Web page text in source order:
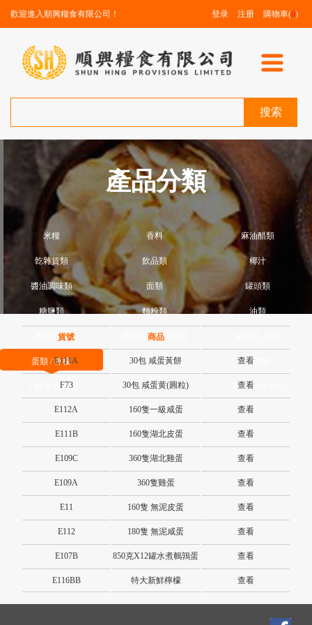
歡迎進入順興糧食有限公司！ 登录 注册 購物車(0)
搜索
產品分類
米糧 香料 麻油醋類
亁雜貨類 飲品類 椰汁
醬油調味類 面類 罐頭類
糖鹽類 麵粉類 油類
奶製品類 清潔用品及其他類
蛋類 / 檸檬 茄汁 / 茄膏類 廚酒類
了解更多產品 請聯絡我們 電話 2431 9183
貨號 商品
E111A 30包 咸蛋黃餅 查看
F73 30包 咸蛋黄(圓粒) 查看
E112A 160隻一級咸蛋 查看
E111B 160隻湖北皮蛋 查看
E109C 360隻湖北雞蛋 查看
E109A 360隻雞蛋 查看
E11 160隻 無泥皮蛋 查看
E112 180隻 無泥咸蛋 查看
E107B 850克X12罐水煮鵪鶉蛋 查看
E116BB 特大新鮮檸檬 查看